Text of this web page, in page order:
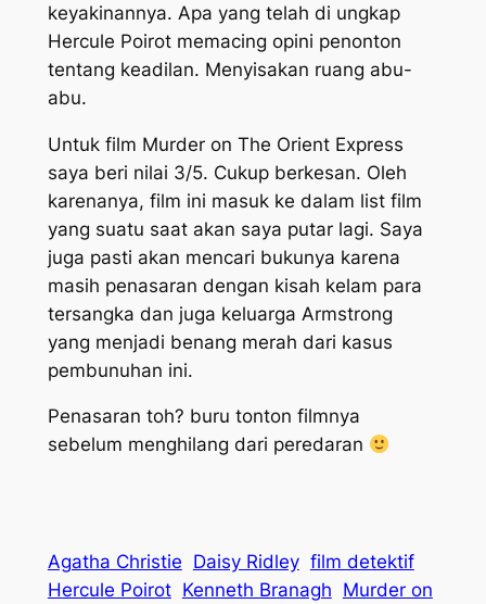
keyakinannya. Apa yang telah di ungkap
Hercule Poirot memacing opini penonton
tentang keadilan. Menyisakan ruang abu-
abu.
Untuk film Murder on The Orient Express
saya beri nilai 3/5. Cukup berkesan. Oleh
karenanya, film ini masuk ke dalam list film
yang suatu saat akan saya putar lagi. Saya
juga pasti akan mencari bukunya karena
masih penasaran dengan kisah kelam para
tersangka dan juga keluarga Armstrong
yang menjadi benang merah dari kasus
pembunuhan ini.
Penasaran toh? buru tonton filmnya
sebelum menghilang dari peredaran
Agatha Christie Daisy Ridley film detektif
Hercule Poirot Kenneth Branagh Murder on